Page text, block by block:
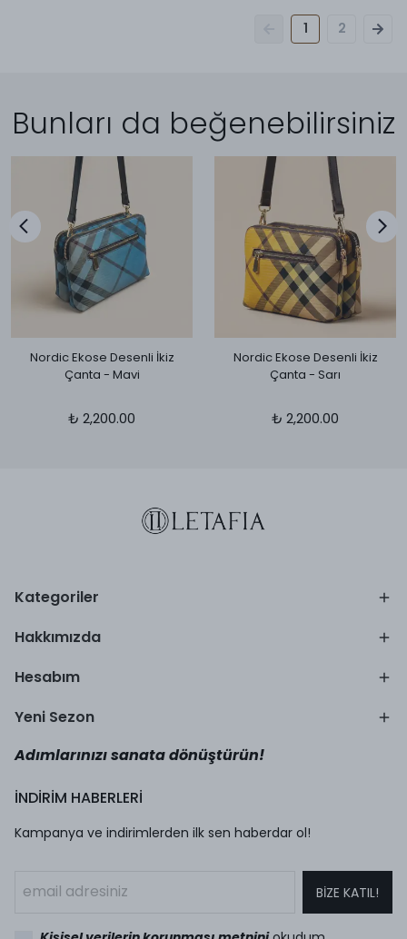
1 2
Bunları da beğenebilirsiniz
Nordic Ekose Desenli İkiz
Çanta - Mavi
₺ 2,200.00
Nordic Ekose Desenli İkiz
Çanta - Sarı
₺ 2,200.00
Kategoriler
Hakkımızda
Hesabım
Yeni Sezon
Adımlarınızı sanata dönüştürün!
İNDİRİM HABERLERİ
Kampanya ve indirimlerden ilk sen haberdar ol!
BİZE KATIL!